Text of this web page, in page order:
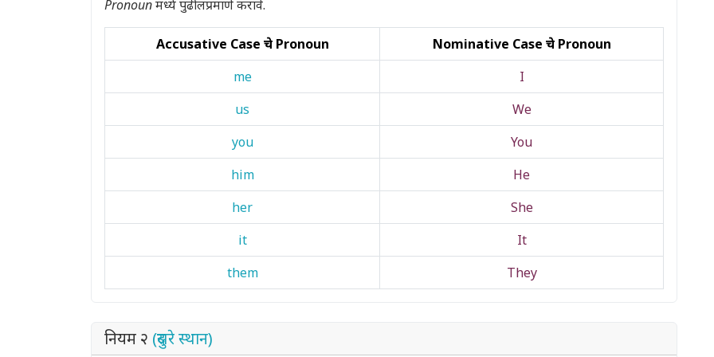
Pronounमध्ये पुढीलप्रमाणे करावे.
Accusative Case चे Pronoun
Nominative Case चे Pronoun
me
I
us
We
you
You
him
He
her
She
it
It
them
They
नियम २ (दुसरे स्थान)